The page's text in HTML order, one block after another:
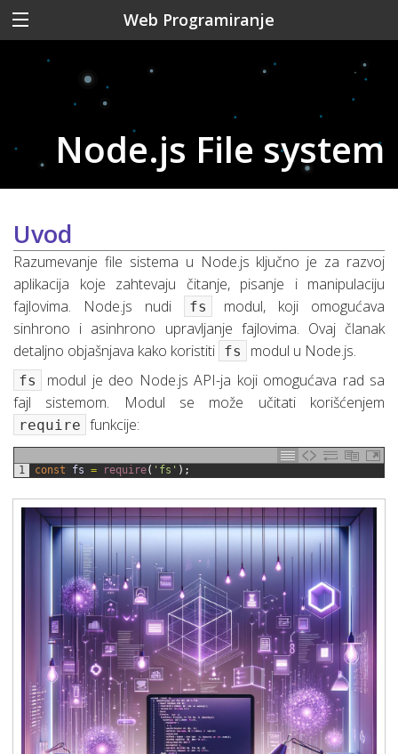
Web Programiranje
Node.js File system
Uvod
Razumevanje file sistema u Node.js ključno je za razvoj
aplikacija koje zahtevaju čitanje, pisanje i manipulaciju
fajlovima. Node.js nudi
fs
modul, koji omogućava
sinhrono i asinhrono upravljanje fajlovima. Ovaj članak
detaljno objašnjava kako koristiti fs modul u Node.js.
fs
modul je deo Node.js API-ja koji omogućava rad sa
fajl sistemom. Modul se može učitati korišćenjem
require funkcije:
1 const fs = require( 'fs' ) ;